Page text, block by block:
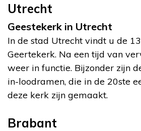
Utrecht
Geestekerk in Utrecht
In de stad Utrecht vindt u de
Geertekerk. Na een tijd van
weer in functie. Bijzonder zijn
in-loodramen, die in de 20ste
deze kerk zijn gemaakt.
Brabant